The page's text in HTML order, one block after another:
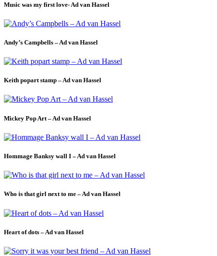
Music was my first love- Ad van Hassel
Andy’s Campbells – Ad van Hassel
Keith popart stamp – Ad van Hassel
Mickey Pop Art – Ad van Hassel
Hommage Banksy wall I – Ad van Hassel
Who is that girl next to me – Ad van Hassel
Heart of dots – Ad van Hassel